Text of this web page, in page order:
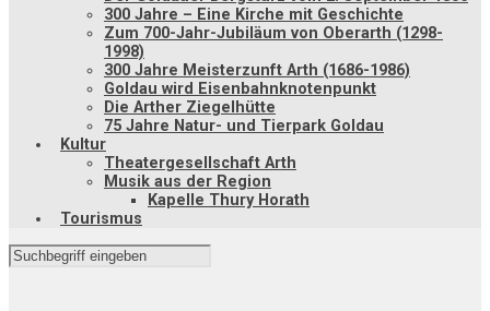
300 Jahre – Eine Kirche mit Geschichte
Zum 700-Jahr-Jubiläum von Oberarth (1298-
1998)
300 Jahre Meisterzunft Arth (1686-1986)
Goldau wird Eisenbahnknotenpunkt
Die Arther Ziegelhütte
75 Jahre Natur- und Tierpark Goldau
Kultur
Theatergesellschaft Arth
Musik aus der Region
Kapelle Thury Horath
Tourismus